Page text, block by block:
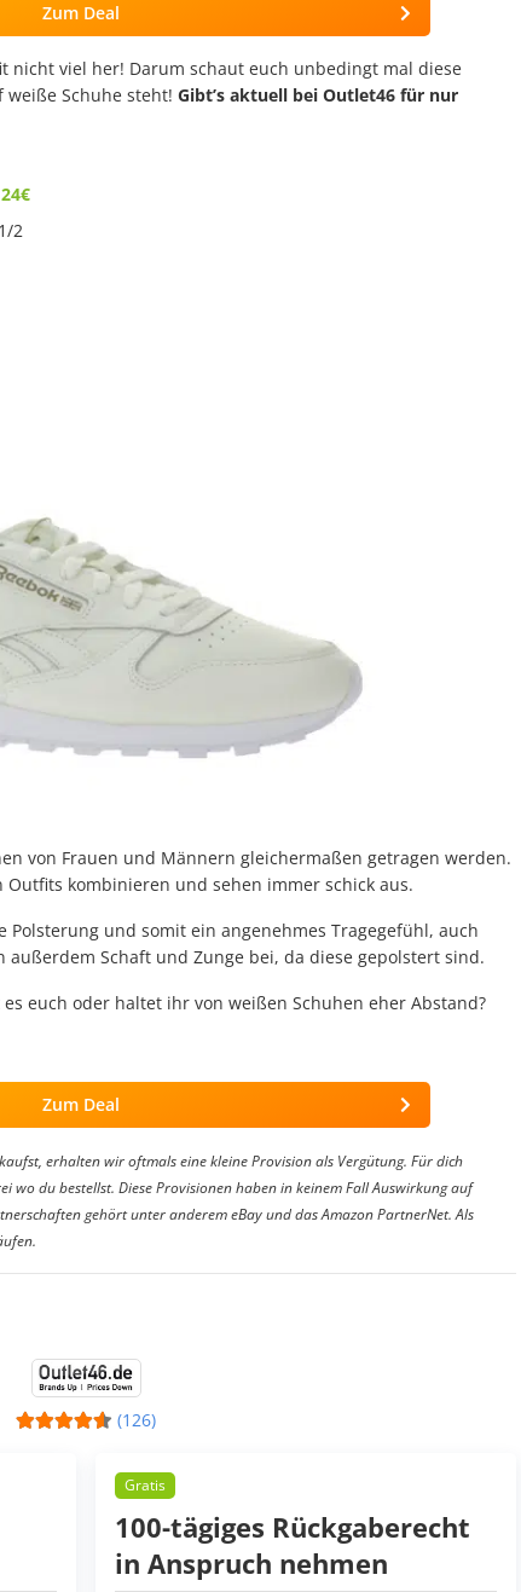
Zum Deal
nicht viel her! Darum schaut euch unbedingt mal diese
Schuhe steht! Gibt’s aktuell bei Outlet46 für nur
2
von Frauen und Männern gleichermaßen getragen werden.
kombinieren und sehen immer schick aus.
Polsterung und somit ein angenehmes Tragegefühl, auch
Schaft und Zunge bei, da diese gepolstert sind.
euch oder haltet ihr von weißen Schuhen eher Abstand?
Zum Deal
erhalten wir oftmals eine kleine Provision als Vergütung. Für dich
du bestellst. Diese Provisionen haben in keinem Fall Auswirkung auf
gehört unter anderem eBay und das Amazon PartnerNet. Als
(126)
Gratis
100-tägiges Rückgaberecht
in Anspruch nehmen